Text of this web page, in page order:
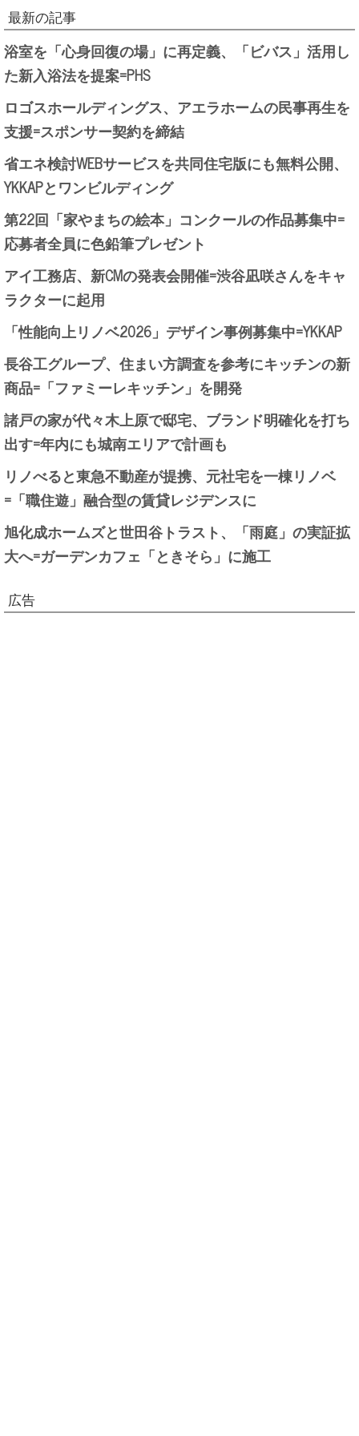
最新の記事
浴室を「心身回復の場」に再定義、「ビバス」活用し
た新入浴法を提案=PHS
ロゴスホールディングス、アエラホームの民事再生を
支援=スポンサー契約を締結
省エネ検討WEBサービスを共同住宅版にも無料公開、
YKKAPとワンビルディング
第22回「家やまちの絵本」コンクールの作品募集中=
応募者全員に色鉛筆プレゼント
アイ工務店、新CMの発表会開催=渋谷凪咲さんをキャ
ラクターに起用
「性能向上リノベ2026」デザイン事例募集中=YKKAP
長谷工グループ、住まい方調査を参考にキッチンの新
商品=「ファミーレキッチン」を開発
諸戸の家が代々木上原で邸宅、ブランド明確化を打ち
出す=年内にも城南エリアで計画も
リノべると東急不動産が提携、元社宅を一棟リノベ
=「職住遊」融合型の賃貸レジデンスに
旭化成ホームズと世田谷トラスト、「雨庭」の実証拡
大へ=ガーデンカフェ「ときそら」に施工
広告